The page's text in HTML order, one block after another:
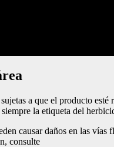
a que el producto
la etiqueta del
causar daños en las
consulte